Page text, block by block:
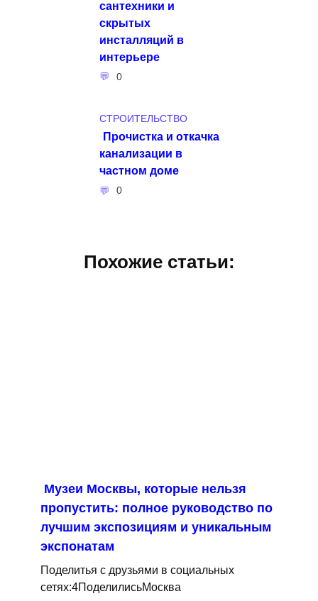
сантехники и
скрытых
инсталляций в
интерьере
0
СТРОИТЕЛЬСТВО
Прочистка и откачка
канализации в
частном доме
0
Похожие статьи:
Музеи Москвы, которые нельзя
пропустить: полное руководство по
лучшим экспозициям и уникальным
экспонатам
Поделитья с друзьями в социальных
сетях:4ПоделилисьМосква